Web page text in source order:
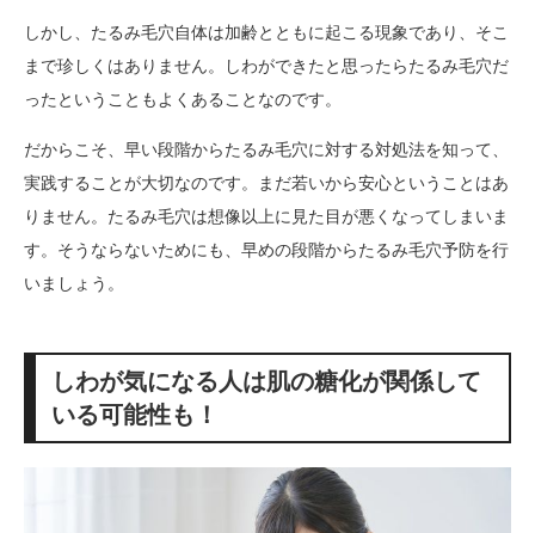
しかし、たるみ毛穴自体は加齢とともに起こる現象であり、そこ
まで珍しくはありません。しわができたと思ったらたるみ毛穴だ
ったということもよくあることなのです。
だからこそ、早い段階からたるみ毛穴に対する対処法を知って、
実践することが大切なのです。まだ若いから安心ということはあ
りません。たるみ毛穴は想像以上に見た目が悪くなってしまいま
す。そうならないためにも、早めの段階からたるみ毛穴予防を行
いましょう。
しわが気になる人は肌の糖化が関係して
いる可能性も！